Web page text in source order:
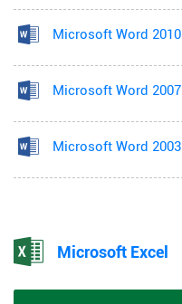
Microsoft Word 2010
Microsoft Word 2007
Microsoft Word 2003
Microsoft Excel